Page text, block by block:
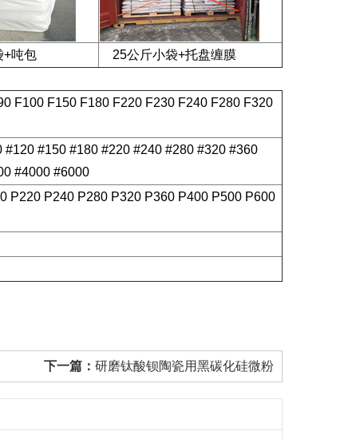
吨包
25公斤小袋+托盘缠膜
F100 F150 F180 F220 F230 F240 F280 F320
#150 #180 #220 #240 #280 #320 #360
#4000 #6000
P220 P240 P280 P320 P360 P400 P500 P600
下一篇： 研磨钛酸钡陶瓷用黑碳化硅微粉